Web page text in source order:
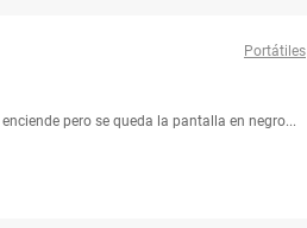
Portátiles
pero se queda la pantalla en negro...